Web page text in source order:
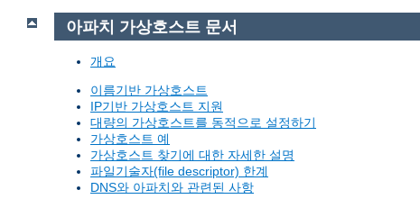
아파치 가상호스트 문서
개요
이름기반 가상호스트
IP기반 가상호스트 지원
대량의 가상호스트를 동적으로 설정하기
가상호스트 예
가상호스트 찾기에 대한 자세한 설명
파일기술자(file descriptor) 한계
DNS와 아파치와 관련된 사항